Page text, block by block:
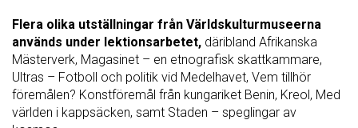
Flera olika utställningar från Världskulturmuseerna
används under lektionsarbetet, däribland Afrikanska
Mästerverk, Magasinet – en etnografisk skattkammare,
Ultras – Fotboll och politik vid Medelhavet, Vem tillhör
föremålen? Konstföremål från kungariket Benin, Kreol, Med
världen i kappsäcken, samt Staden – speglingar av